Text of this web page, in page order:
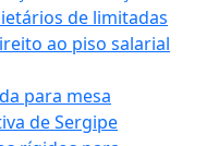
de limitadas
ao piso salarial
para mesa
de Sergipe